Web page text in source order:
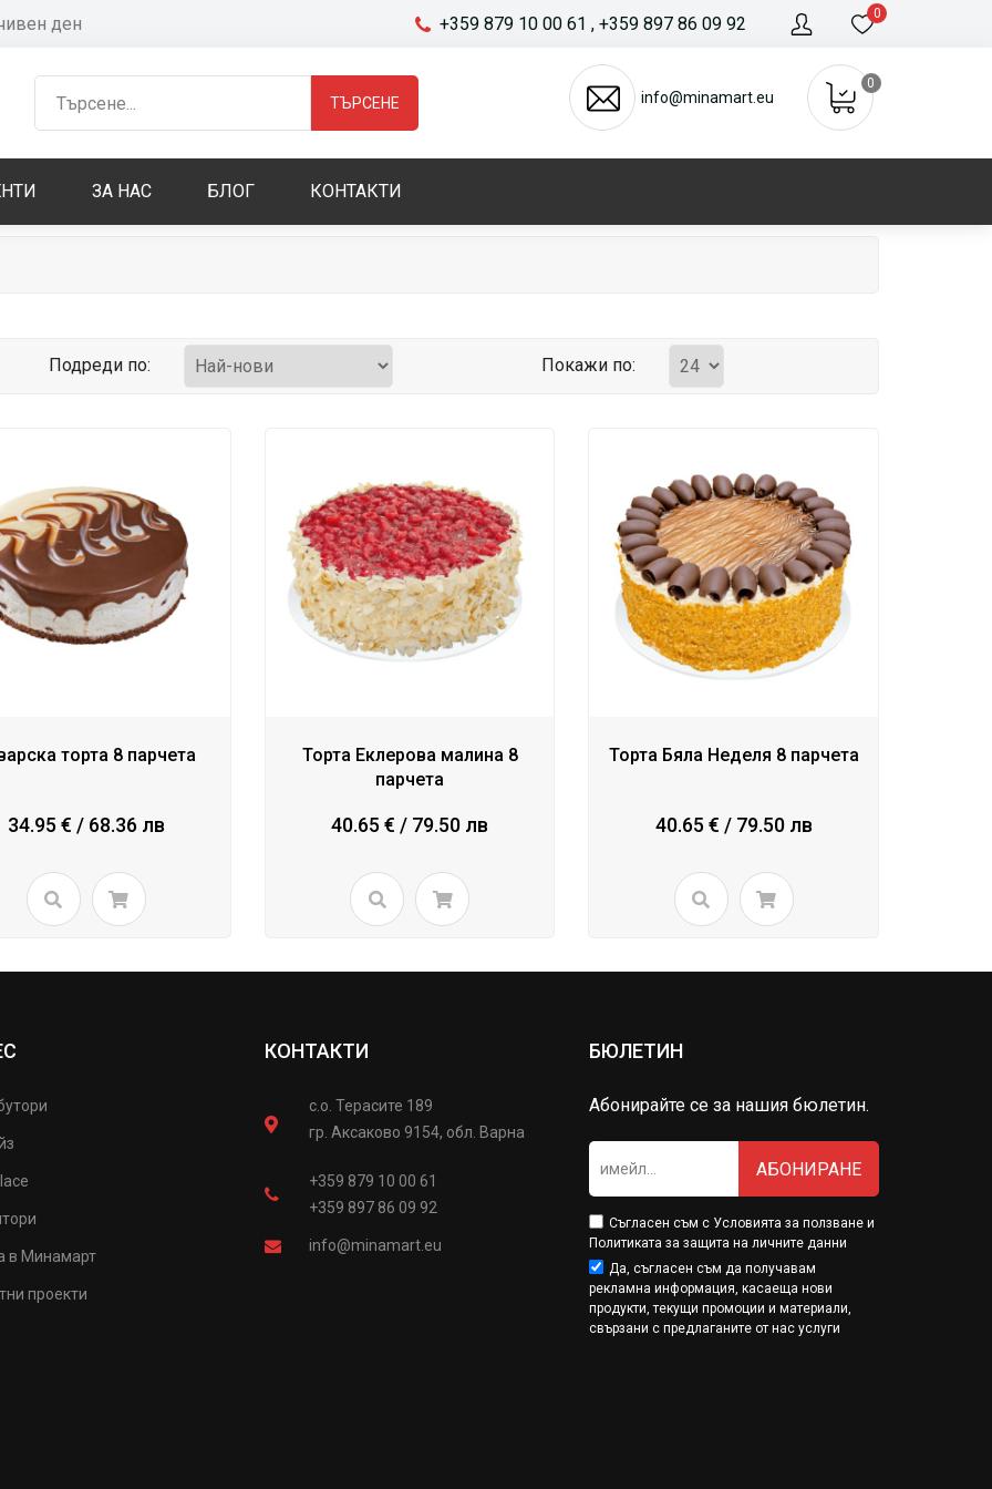
ден 0
+359 879 10 00 61 , +359 897 86 09 92
ТЪРСЕНЕ info@minamart.eu
0
ЗА НАС БЛОГ КОНТАКТИ
Подреди по: Покажи по:
торта 8 парчета
34.95 € / 68.36 лв
Торта Еклерова малина 8
парчета
40.65 € / 79.50 лв
Торта Бяла Неделя 8 парчета
40.65 € / 79.50 лв
в Минамарт
проекти
КОНТАКТИ
с.о. Терасите 189
гр. Аксаково 9154, обл. Варна
+359 879 10 00 61
+359 897 86 09 92
info@minamart.eu
БЮЛЕТИН
Абонирайте се за нашия бюлетин.
АБОНИРАНЕ
Съгласен съм с Условията за ползванеи
Политиката за защита на личните данни
Да, съгласен съм да получавам
рекламна информация, касаеща нови
продукти, текущи промоции и материали,
свързани с предлаганите от нас услуги